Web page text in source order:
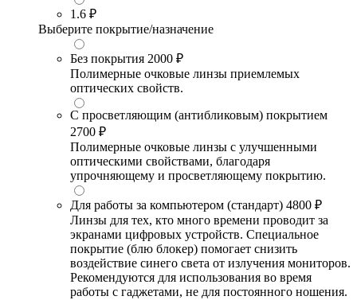
1.6 ₽
Выберите покрытие/назначение
Без покрытия 2000 ₽
Полимерные очковые линзы приемлемых
оптических свойств.
С просветляющим (антибликовым) покрытием
2700 ₽
Полимерные очковые линзы с улучшенными
оптическими свойствами, благодаря
упрочняющему и просветляющему покрытию.
Для работы за компьютером (стандарт) 4800 ₽
Линзы для тех, кто много времени проводит за
экранами цифровых устройств. Специальное
покрытие (блю блокер) помогает снизить
воздействие синего света от излучения мониторов.
Рекомендуются для использования во время
работы с гаджетами, не для постоянного ношения.